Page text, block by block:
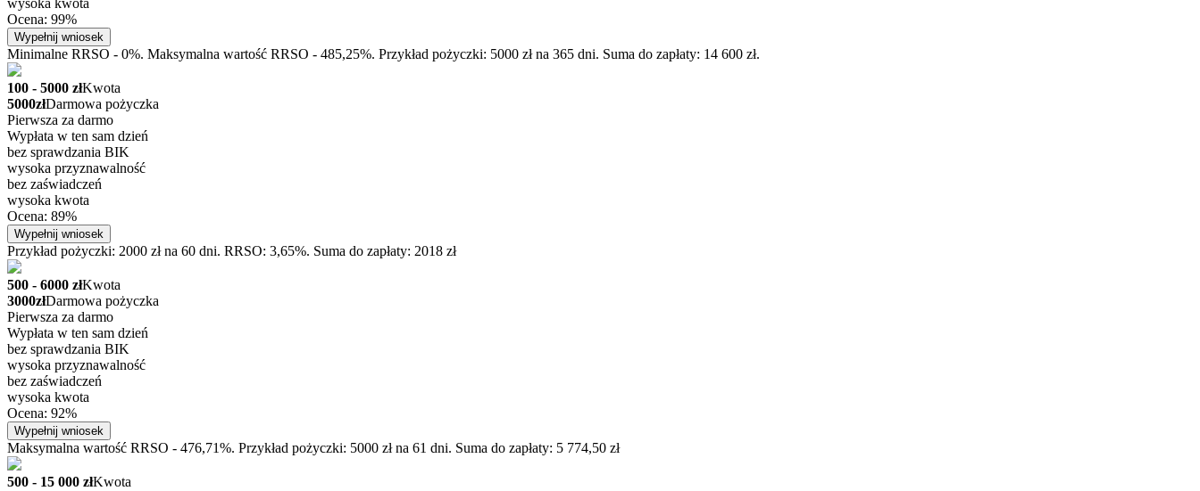
Ocena: 99%
Wypełnij wniosek
Minimalne RRSO - 0%. Maksymalna wartość RRSO - 485,25%. Przykład pożyczki: 5000 zł na 365 dni. Suma do zapłaty: 14 600 zł.
100 - 5000 złKwota
5000złDarmowa pożyczka
Pierwsza za darmo
Wypłata w ten sam dzień
bez sprawdzania BIK
wysoka przyznawalność
bez zaświadczeń
wysoka kwota
Ocena: 89%
Wypełnij wniosek
Przykład pożyczki: 2000 zł na 60 dni. RRSO: 3,65%. Suma do zapłaty: 2018 zł
500 - 6000 złKwota
3000złDarmowa pożyczka
Pierwsza za darmo
Wypłata w ten sam dzień
bez sprawdzania BIK
wysoka przyznawalność
bez zaświadczeń
wysoka kwota
Ocena: 92%
Wypełnij wniosek
Maksymalna wartość RRSO - 476,71%. Przykład pożyczki: 5000 zł na 61 dni. Suma do zapłaty: 5 774,50 zł
500 - 15 000 złKwota